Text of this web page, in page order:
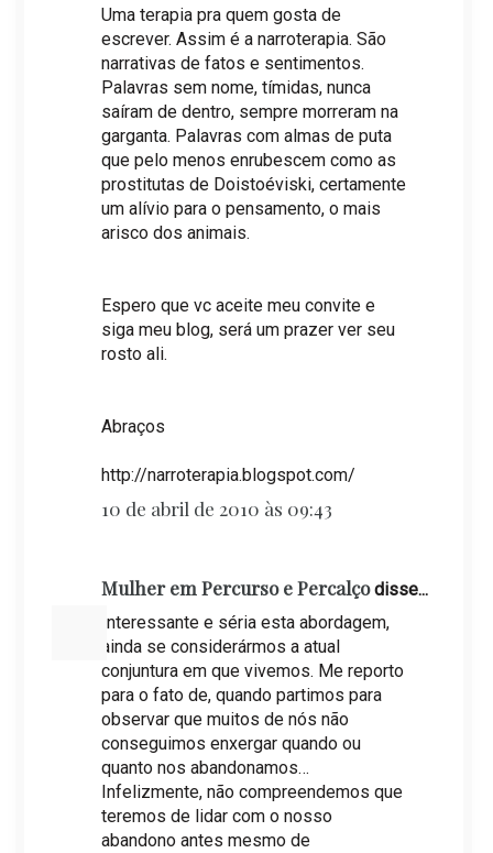
Uma terapia pra quem gosta de
escrever. Assim é a narroterapia. São
narrativas de fatos e sentimentos.
Palavras sem nome, tímidas, nunca
saíram de dentro, sempre morreram na
garganta. Palavras com almas de puta
que pelo menos enrubescem como as
prostitutas de Doistoéviski, certamente
um alívio para o pensamento, o mais
arisco dos animais.
Espero que vc aceite meu convite e
siga meu blog, será um prazer ver seu
rosto ali.
Abraços
http://narroterapia.blogspot.com/
10 de abril de 2010 às 09:43
Mulher em Percurso e Percalçodisse...
Interessante e séria esta abordagem,
ainda se considerármos a atual
conjuntura em que vivemos. Me reporto
para o fato de, quando partimos para
observar que muitos de nós não
conseguimos enxergar quando ou
quanto nos abandonamos…
Infelizmente, não compreendemos que
teremos de lidar com o nosso
abandono antes mesmo de